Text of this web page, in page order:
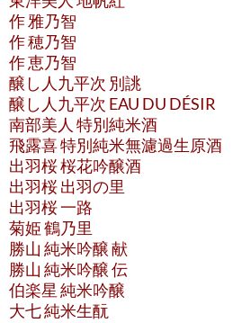
作 雅乃智
作 穂乃智
作 恵乃智
醸し人九平次 別誂
醸し人九平次 EAU DU DÉSIR
南部美人 特別純米酒
飛露喜 特別純米無濾過生原酒
出羽桜 桜花吟醸酒
出羽桜 出羽の里
出羽桜 一路
菊姫 鶴乃里
勝山 純米吟醸 献
勝山 純米吟醸 伝
伯楽星 純米吟醸
大七 純米生酛